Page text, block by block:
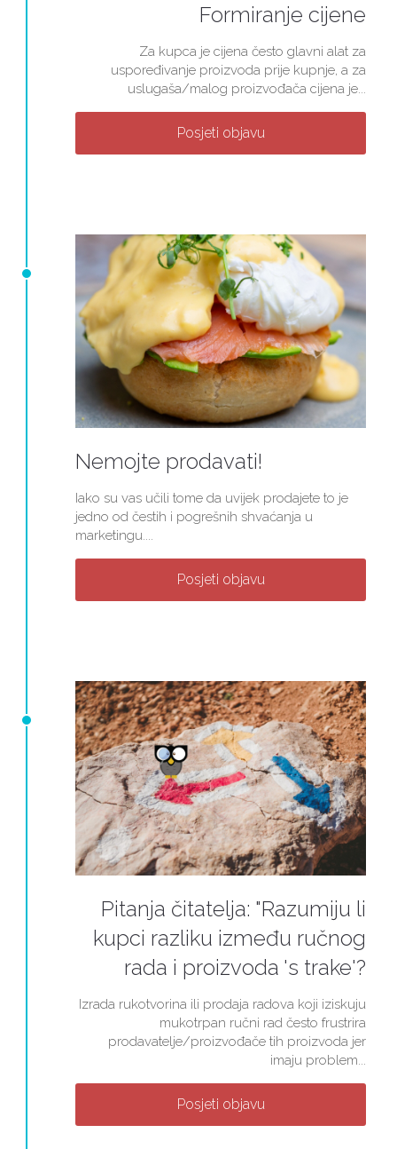
Formiranje cijene
Za kupca je cijena često glavni alat za
uspoređivanje proizvoda prije kupnje, a za
uslugaša/malog proizvođača cijena je...
Posjeti objavu
Nemojte prodavati!
Iako su vas učili tome da uvijek prodajete to je
jedno od čestih i pogrešnih shvaćanja u
marketingu....
Posjeti objavu
Pitanja čitatelja: "Razumiju li
kupci razliku između ručnog
rada i proizvoda 's trake'?
Izrada rukotvorina ili prodaja radova koji iziskuju
mukotrpan ručni rad često frustrira
prodavatelje/proizvođače tih proizvoda jer
imaju problem...
Posjeti objavu